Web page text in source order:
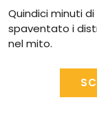
Quindici minuti
spaventato i
nel mito.